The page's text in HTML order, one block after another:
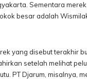
Sementara
besar adalah
yang disebut terakhir
setelah melihat
PT Djarum, misalnya,